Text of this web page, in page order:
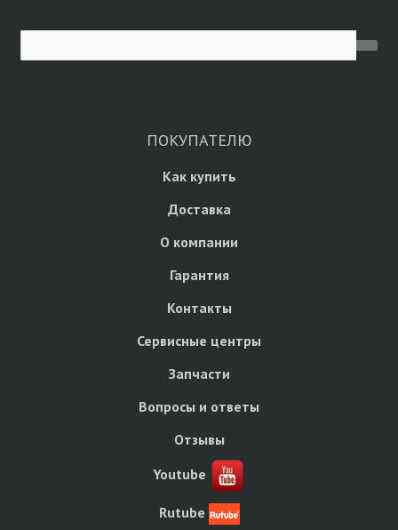
ПОКУПАТЕЛЮ
Как купить
Доставка
О компании
Гарантия
Контакты
Сервисные центры
Запчасти
Вопросы и ответы
Отзывы
Youtube
Rutube